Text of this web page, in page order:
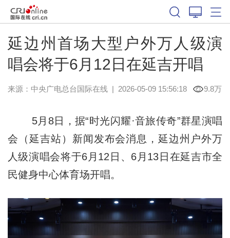
延边州首场大型户外万人级演
唱会将于6月12日在延吉开唱
来源：中央广电总台国际在线| 2026-05-09 15:56:18 9.8万
5月8日，据“时光闪耀·音旅传奇”群星演唱
会（延吉站）新闻发布会消息，延边州户外万
人级演唱会将于6月12日、6月13日在延吉市全
民健身中心体育场开唱。